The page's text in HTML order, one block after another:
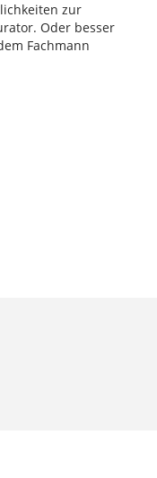
zur
Oder besser
Fachmann